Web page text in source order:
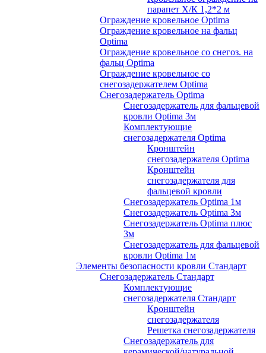
парапет Х/К 1,2*2 м
Ограждение кровельное Optima
Ограждение кровельное на фальц
Optima
Ограждение кровельное со снегоз. на
фальц Optima
Ограждение кровельное со
снегозадержателем Optima
Снегозадержатель Optima
Снегозадержатель для фальцевой
кровли Optima 3м
Комплектующие
снегозадержателя Optima
Кронштейн
снегозадержателя Optima
Кронштейн
снегозадержателя для
фальцевой кровли
Снегозадержатель Optima 1м
Снегозадержатель Optima 3м
Снегозадержатель Optima плюс
3м
Снегозадержатель для фальцевой
кровли Optima 1м
Элементы безопасности кровли Стандарт
Снегозадержатель Стандарт
Комплектующие
снегозадержателя Стандарт
Кронштейн
снегозадержателя
Решетка снегозадержателя
Снегозадержатель для